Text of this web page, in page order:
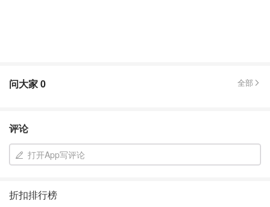
问大家0 全部
评论
打开App写评论
折扣排行榜